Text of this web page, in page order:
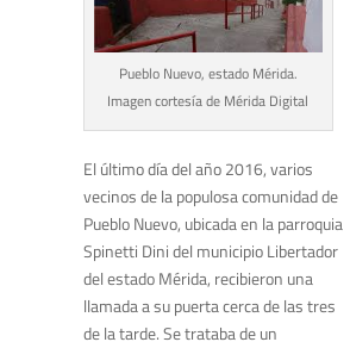
Pueblo Nuevo, estado Mérida.
Imagen cortesía de Mérida Digital
El último día del año 2016, varios
vecinos de la populosa comunidad de
Pueblo Nuevo, ubicada en la parroquia
Spinetti Dini del municipio Libertador
del estado Mérida, recibieron una
llamada a su puerta cerca de las tres
de la tarde. Se trataba de un